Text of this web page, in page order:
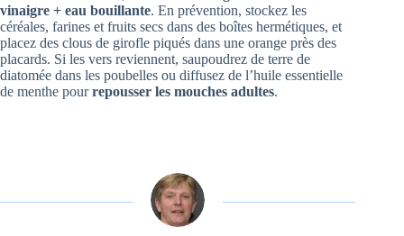
vinaigre + eau bouillante. En prévention, stockez les
céréales, farines et fruits secs dans des boîtes hermétiques, et
placez des clous de girofle piqués dans une orange près des
placards. Si les vers reviennent, saupoudrez de terre de
diatomée dans les poubelles ou diffusez de l’huile essentielle
de menthe pourrepousser les mouches adultes.